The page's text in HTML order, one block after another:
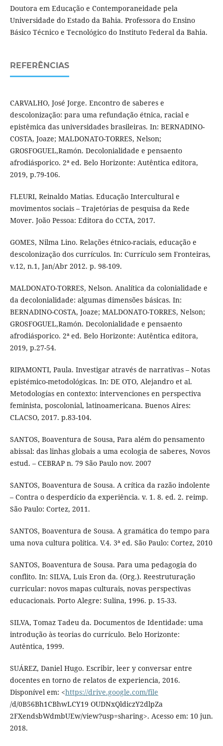
Doutora em Educação e Contemporaneidade pela
Universidade do Estado da Bahia. Professora do Ensino
Básico Técnico e Tecnológico do Instituto Federal da Bahia.
REFERÊNCIAS
CARVALHO, José Jorge. Encontro de saberes e
descolonização: para uma refundação étnica, racial e
epistêmica das universidades brasileiras. In: BERNADINO-
COSTA, Joaze; MALDONATO-TORRES, Nelson;
GROSFOGUEL,Ramón. Decolonialidade e pensaento
afrodiásporico. 2ª ed. Belo Horizonte: Autêntica editora,
2019, p.79-106.
FLEURI, Reinaldo Matias. Educação Intercultural e
movimentos sociais – Trajetórias de pesquisa da Rede
Mover. João Pessoa: Editora do CCTA, 2017.
GOMES, Nilma Lino. Relações étnico-raciais, educação e
descolonização dos currículos. In: Currículo sem Fronteiras,
v.12, n.1, Jan/Abr 2012. p. 98-109.
MALDONATO-TORRES, Nelson. Analítica da colonialidade e
da decolonialidade: algumas dimensões básicas. In:
BERNADINO-COSTA, Joaze; MALDONATO-TORRES, Nelson;
GROSFOGUEL,Ramón. Decolonialidade e pensaento
afrodiásporico. 2ª ed. Belo Horizonte: Autêntica editora,
2019, p.27-54.
RIPAMONTI, Paula. Investigar através de narrativas – Notas
epistémico-metodológicas. In: DE OTO, Alejandro et al.
Metodologías en contexto: intervenciones en perspectiva
feminista, poscolonial, latinoamericana. Buenos Aires:
CLACSO, 2017. p.83-104.
SANTOS, Boaventura de Sousa, Para além do pensamento
abissal: das linhas globais a uma ecologia de saberes, Novos
estud. – CEBRAP n. 79 São Paulo nov. 2007
SANTOS, Boaventura de Sousa. A crítica da razão indolente
– Contra o desperdício da experiência. v. 1. 8. ed. 2. reimp.
São Paulo: Cortez, 2011.
SANTOS, Boaventura de Sousa. A gramática do tempo para
uma nova cultura política. V.4. 3ª ed. São Paulo: Cortez, 2010
SANTOS, Boaventura de Sousa. Para uma pedagogia do
conflito. In: SILVA, Luis Eron da. (Org.). Reestruturação
curricular: novos mapas culturais, novas perspectivas
educacionais. Porto Alegre: Sulina, 1996. p. 15-33.
SILVA, Tomaz Tadeu da. Documentos de Identidade: uma
introdução às teorias do currículo. Belo Horizonte:
Autêntica, 1999.
SUÁREZ, Daniel Hugo. Escribir, leer y conversar entre
docentes en torno de relatos de experiencia, 2016.
Disponível em: <https://drive.google.com/file
/d/0B56Bh1CBhwLCY19 OUDNxQldiczY2dlpZa
2FXendsbWdmbUEw/view?usp=sharing>. Acesso em: 10 jun.
2018.